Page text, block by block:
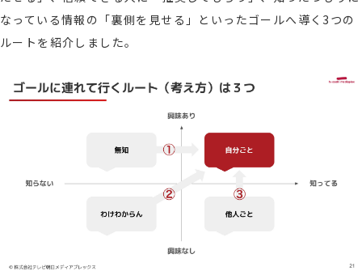
なっている情報の「裏側を見せる」といったゴールへ導く3つの
ルートを紹介しました。